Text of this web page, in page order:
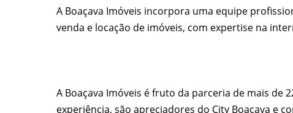
A Boaçava Imóveis incorpora uma equipe
venda e locação de imóveis, com expertise na
A Boaçava Imóveis é fruto da parceria de mais de
experiência, são apreciadores do City Boaçava e